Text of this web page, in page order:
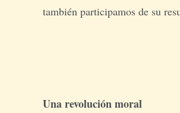
también participamos de su
Una revolución moral